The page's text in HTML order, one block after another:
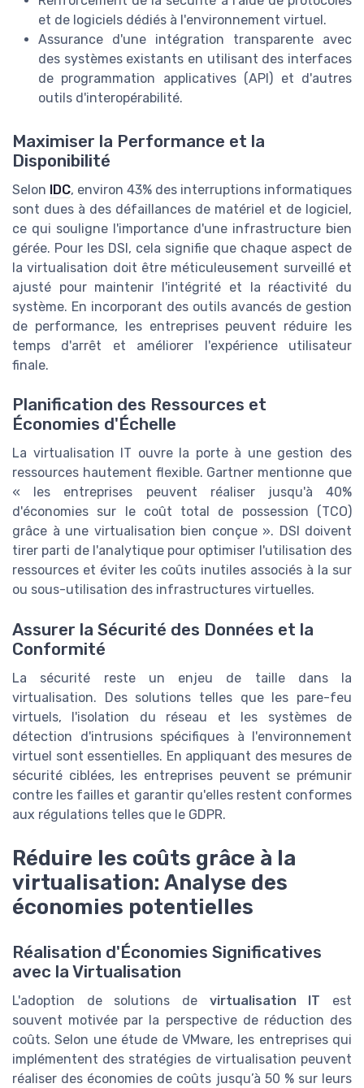
et de logiciels dédiés à l'environnement virtuel.
Assurance d'une intégration transparente avec
des systèmes existants en utilisant des interfaces
de programmation applicatives (API) et d'autres
outils d'interopérabilité.
Maximiser la Performance et la
Disponibilité
Selon IDC, environ 43% des interruptions informatiques
sont dues à des défaillances de matériel et de logiciel,
ce qui souligne l'importance d'une infrastructure bien
gérée. Pour les DSI, cela signifie que chaque aspect de
la virtualisation doit être méticuleusement surveillé et
ajusté pour maintenir l'intégrité et la réactivité du
système. En incorporant des outils avancés de gestion
de performance, les entreprises peuvent réduire les
temps d'arrêt et améliorer l'expérience utilisateur
finale.
Planification des Ressources et
Économies d'Échelle
La virtualisation IT ouvre la porte à une gestion des
ressources hautement flexible. Gartner mentionne que
« les entreprises peuvent réaliser jusqu'à 40%
d'économies sur le coût total de possession (TCO)
grâce à une virtualisation bien conçue ». DSI doivent
tirer parti de l'analytique pour optimiser l'utilisation des
ressources et éviter les coûts inutiles associés à la sur
ou sous-utilisation des infrastructures virtuelles.
Assurer la Sécurité des Données et la
Conformité
La sécurité reste un enjeu de taille dans la
virtualisation. Des solutions telles que les pare-feu
virtuels, l'isolation du réseau et les systèmes de
détection d'intrusions spécifiques à l'environnement
virtuel sont essentielles. En appliquant des mesures de
sécurité ciblées, les entreprises peuvent se prémunir
contre les failles et garantir qu'elles restent conformes
aux régulations telles que le GDPR.
Réduire les coûts grâce à la
virtualisation: Analyse des
économies potentielles
Réalisation d'Économies Significatives
avec la Virtualisation
L'adoption de solutions de virtualisation IT est
souvent motivée par la perspective de réduction des
coûts. Selon une étude de VMware, les entreprises qui
implémentent des stratégies de virtualisation peuvent
réaliser des économies de coûts jusqu’à 50 % sur leurs